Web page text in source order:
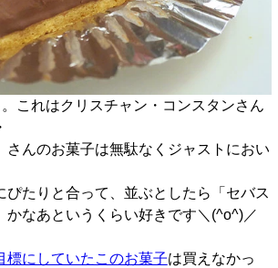
これはクリスチャン・コンスタンさん
さんのお菓子は無駄なくジャストにおい
たりと合って、 並ぶとしたら「セバス
かなあというくらい好きです＼(^o^)／
標にしていたこのお菓子は買えなかっ